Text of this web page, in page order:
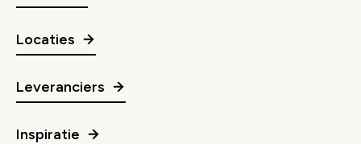
Locaties
Leveranciers
Inspiratie